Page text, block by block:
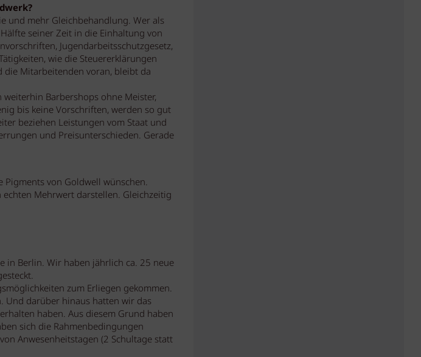
und mehr Gleichbehandlung. Wer als
seiner Zeit in die Einhaltung von
Jugendarbeitsschutzgesetz,
wie die Steuererklärungen
Mitarbeitenden voran, bleibt da
Barbershops ohne Meister,
bis keine Vorschriften, werden so gut
beziehen Leistungen vom Staat und
und Preisunterschieden. Gerade
von Goldwell wünschen.
Mehrwert darstellen. Gleichzeitig
in Berlin. Wir haben jährlich ca. 25 neue
zum Erliegen gekommen.
darüber hinaus hatten wir das
haben. Aus diesem Grund haben
sich die Rahmenbedingungen
Anwesenheitstagen (2 Schultage statt